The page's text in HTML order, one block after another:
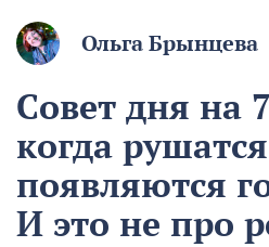
Ольга Брынцева
Совет дня на
когда
появляются
И это не про